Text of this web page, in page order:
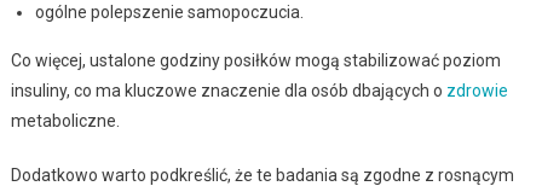
ogólne polepszenie samopoczucia.
Co więcej, ustalone godziny posiłków mogą stabilizować poziom
insuliny, co ma kluczowe znaczenie dla osób dbających o zdrowie
metaboliczne.
Dodatkowo warto podkreślić, że te badania są zgodne z rosnącym